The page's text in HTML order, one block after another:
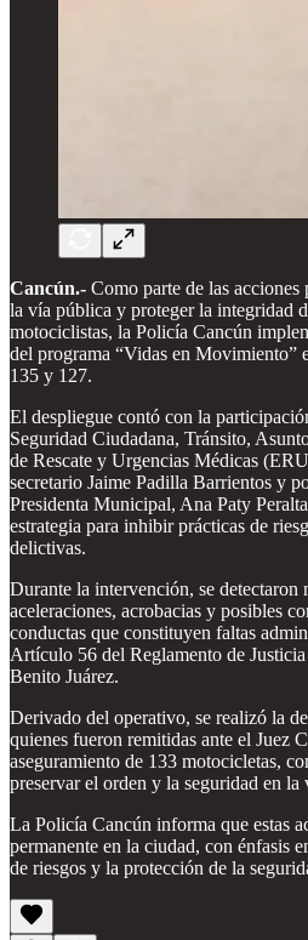
Cancún.- Como parte de las acciones
la vía pública y proteger la integridad
motociclistas, la Policía Cancún
del programa “Vidas en Movimiento”
135 y 127.
El despliegue contó con la
Seguridad Ciudadana, Tránsito,
de Rescate y Urgencias Médicas
secretario Jaime Padilla Barrientos y
Presidenta Municipal, Ana Paty
estrategia para inhibir prácticas de
delictivas.
Durante la intervención, se detectaron
aceleraciones, acrobacias y posibles
conductas que constituyen faltas
Artículo 56 del Reglamento de
Benito Juárez.
Derivado del operativo, se realizó la
quienes fueron remitidas ante el Juez
aseguramiento de 133 motocicletas,
preservar el orden y la seguridad en la
La Policía Cancún informa que estas
permanente en la ciudad, con énfasis
de riesgos y la protección de la